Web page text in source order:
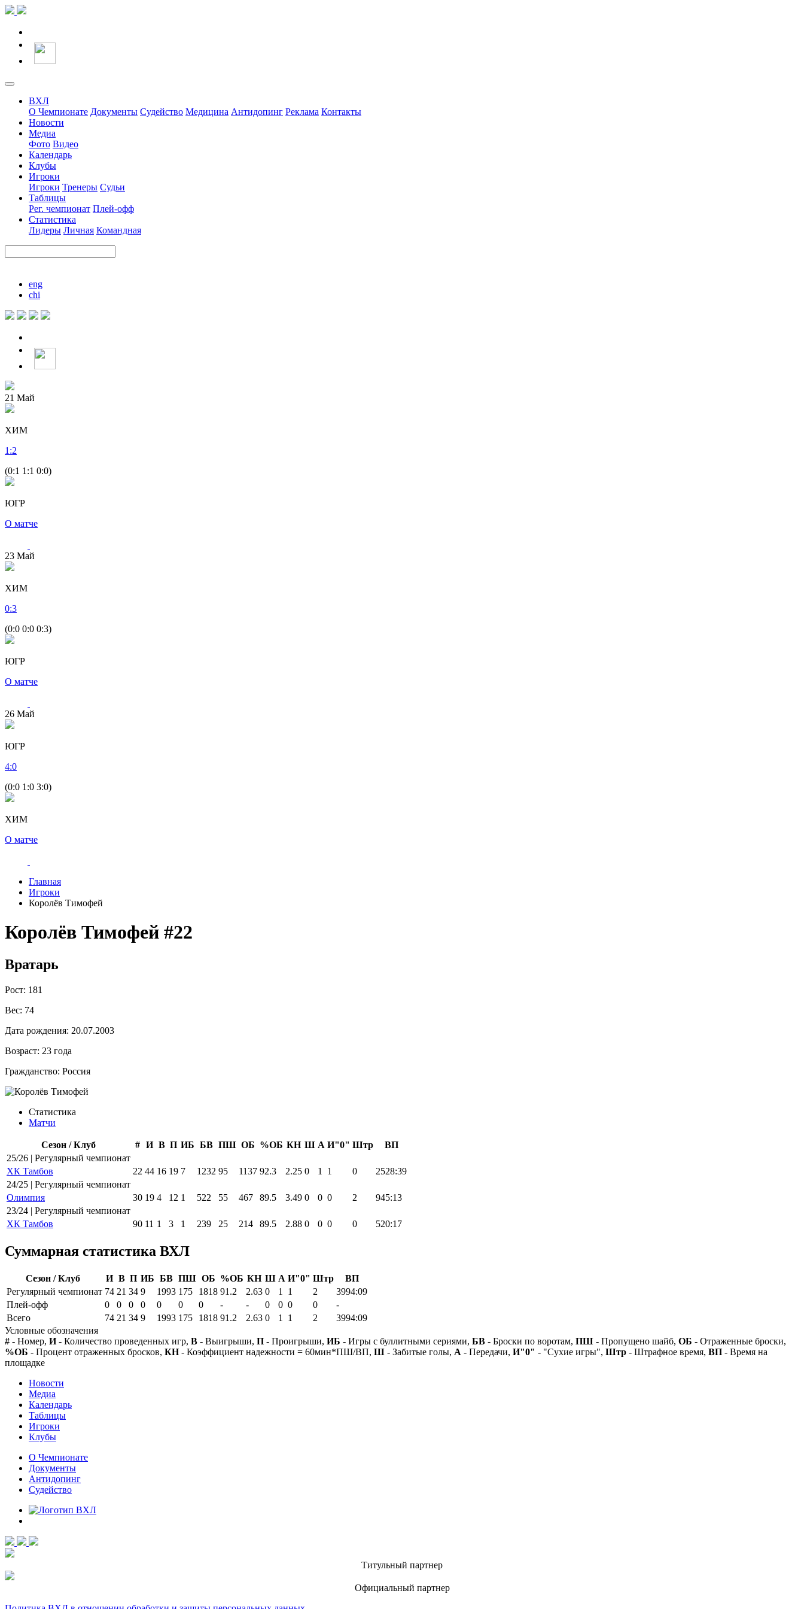
ВХЛ
О Чемпионате Документы Судейство Медицина Антидопинг Реклама Контакты
Новости
Медиа
Фото Видео
Календарь
Клубы
Игроки
Игроки Тренеры Судьи
Таблицы
Рег. чемпионат Плей-офф
Статистика
Лидеры Личная Командная
eng
chi
21 Май
ХИМ
1 :2
(0:1 1:1 0:0)
ЮГР
О матче
23 Май
ХИМ
0:3
(0:0 0:0 0:3)
ЮГР
О матче
26 Май
ЮГР
4:0
(0:0 1:0 3:0)
ХИМ
О матче
Главная
Игроки
Королёв Тимофей
Королёв Тимофей #22
Вратарь
Рост: 181
Вес: 74
Дата рождения: 20.07.2003
Возраст: 23 года
Гражданство: Россия
Статистика
Матчи
Сезон / Клуб # И В П ИБ БВ ПШ ОБ %ОБ КН Ш А И"0" Штр
ВП
25/26 | Регулярный чемпионат
ХК Тамбов
22 44 16 19 7 1232 95 1137 92.3 2.25 0 1 1 0
2528:39
24/25 | Регулярный чемпионат
Олимпия
30 19 4 12 1 522 55 467 89.5 3.49 0 0 0 2
945:13
23/24 | Регулярный чемпионат
ХК Тамбов
90 11 1 3 1 239 25 214 89.5 2.88 0 0 0 0 520:17
Суммарная статистика ВХЛ
Сезон / Клуб И В П ИБ БВ ПШ ОБ %ОБ КН Ш А И"0" Штр
ВП
Регулярный чемпионат 74 21 34 9 1993 175 1818 91.2 2.63 0 1 1 2
3994:09
Плей-офф
0 0 0 0 0 0 0 - - 0 0 0 0
-
Всего
74 21 34 9 1993 175 1818 91.2 2.63 0 1 1 2
3994:09
Условные обозначения
# - Номер, И- Количество проведенных игр, В - Выигрыши, П - Проигрыши, ИБ - Игры с буллитными сериями, БВ - Броски по воротам, ПШ - Пропущено шайб, ОБ - Отраженные броски,
%ОБ - Процент отраженных бросков, КН- Коэффициент надежности = 60мин*ПШ/ВП, Ш - Забитые голы, А - Передачи, И"0" - "Сухие игры", Штр - Штрафное время, ВП - Время на
площадке
Новости
Медиа
Календарь
Таблицы
Игроки
Клубы
О Чемпионате
Документы
Антидопинг
Судейство
Титульный партнер
Официальный партнер